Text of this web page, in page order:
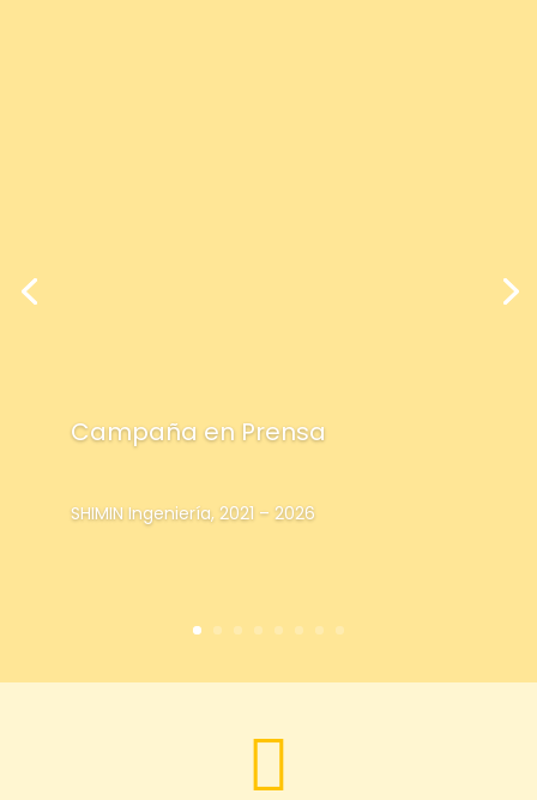
Campaña en Prensa
SHIMIN Ingeniería, 2021 – 2026
